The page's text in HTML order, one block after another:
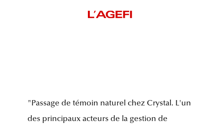
"Passage de témoin naturel chez Crystal. L'un
des principaux acteurs de la gestion de